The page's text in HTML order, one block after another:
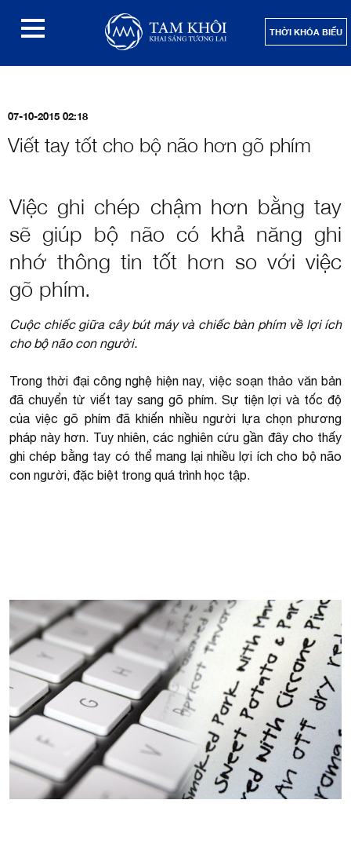
THỜI KHÓA BIỂU
07-10-2015 02:18
Viết tay tốt cho bộ não hơn gõ phím
Việc ghi chép chậm hơn bằng tay
sẽ giúp bộ não có khả năng ghi
nhớ thông tin tốt hơn so với việc
gõ phím.
Cuộc chiếc giữa cây bút máy và chiếc bàn phím về lợi ích
cho bộ não con người.
Trong thời đại công nghệ hiện nay, việc soạn thảo văn bản
đã chuyển từ viết tay sang gõ phím. Sự tiện lợi và tốc độ
của việc gõ phím đã khiến nhiều người lựa chọn phương
pháp này hơn. Tuy nhiên, các nghiên cứu gần đây cho thấy
ghi chép bằng tay có thể mang lại nhiều lợi ích cho bộ não
con người, đặc biệt trong quá trình học tập.